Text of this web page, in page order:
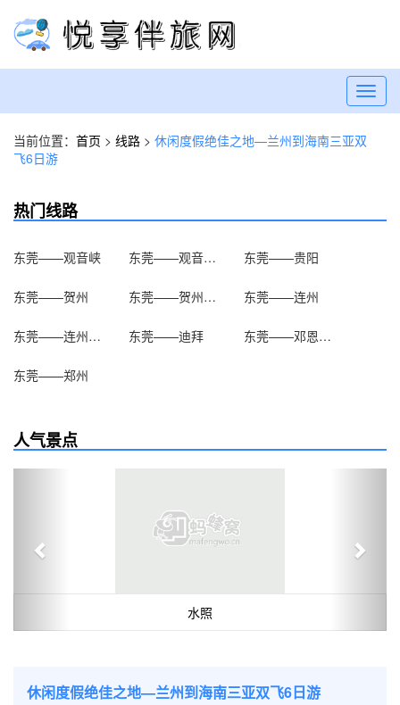
当前位置： 首页 > 线路 > 休闲度假绝佳之地—兰州到海南三亚双
飞6日游
热门线路
东莞——观音峡 东莞——观音文化苑 东莞——贵阳
东莞——贺州 东莞——贺州温泉 东莞——连州
东莞——连州地下河 东莞——迪拜 东莞——邓恩铭故居
东莞——郑州
人气景点
水照
休闲度假绝佳之地—兰州到海南三亚双飞6日游